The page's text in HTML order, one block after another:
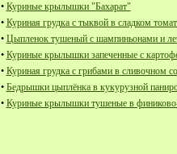
• Куриные крылышки "Бахарат"
• Куриная грудка с тыквой в сладком
• Цыпленок тушеный с шампиньонами и
• Куриные крылышки запеченные с
• Куриная грудка с грибами в сливочном
• Бедрышки цыплёнка в кукурузной
• Куриные крылышки тушеные в финиково-